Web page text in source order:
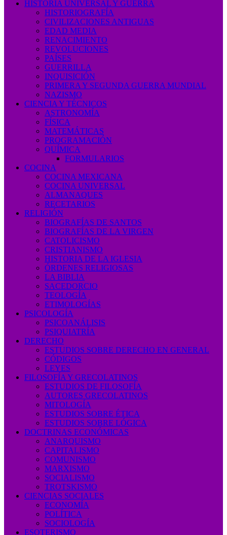
HISTORIA UNIVERSAL Y GUERRA
HISTORIOGRAFÍA
CIVILIZACIONES ANTIGUAS
EDAD MEDIA
RENACIMIENTO
REVOLUCIONES
PAÍSES
GUERRILLA
INQUISICIÓN
PRIMERA Y SEGUNDA GUERRA MUNDIAL
NAZISMO
CIENCIA Y TÉCNICOS
ASTRONOMÍA
FÍSICA
MATEMÁTICAS
PROGRAMACIÓN
QUÍMICA
FORMULARIOS
COCINA
COCINA MEXICANA
COCINA UNIVERSAL
ALMANAQUES
RECETARIOS
RELIGIÓN
BIOGRAFÍAS DE SANTOS
BIOGRAFÍAS DE LA VIRGEN
CATOLICISMO
CRISTIANISMO
HISTORIA DE LA IGLESIA
ÓRDENES RELIGIOSAS
LA BIBLIA
SACEDORCIO
TEOLOGÍA
ETIMOLOGÍAS
PSICOLOGÍA
PSICOANÁLISIS
PSIQUIATRÍA
DERECHO
ESTUDIOS SOBRE DERECHO EN GENERAL
CÓDIGOS
LEYES
FILOSOFÍA Y GRECOLATINOS
ESTUDIOS DE FILOSOFÍA
AUTORES GRECOLATINOS
MITOLOGÍA
ESTUDIOS SOBRE ÉTICA
ESTUDIOS SOBRE LÓGICA
DOCTRINAS ECONÓMICAS
ANARQUISMO
CAPITALISMO
COMUNISMO
MARXISMO
SOCIALISMO
TROTSKISMO
CIENCIAS SOCIALES
ECONOMÍA
POLÍTICA
SOCIOLOGÍA
ESOTERISMO